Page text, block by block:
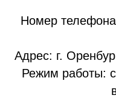
Номер
Адрес: г.
Режим работы: